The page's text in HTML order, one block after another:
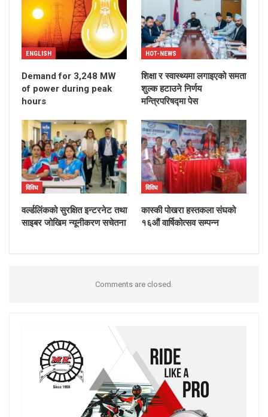
ENGLISH
Demand for 3,248 MW
of power during peak
hours
HOT-NEWS
शिक्षा र स्वास्थ्यमा लगाइएको समता
शुल्क हटाउने निर्णय
मन्त्रिपरिषद्मा पेस
विविध
वर्ल्डलिंकको सुरक्षित इन्टरनेट तथा
साइबर जोखिम न्यूनीकरण सचेतना
विविध
कास्की पोखरा हस्तकला संघको
१६औं वार्षिकोत्सव सम्पन्न
Comments are closed.